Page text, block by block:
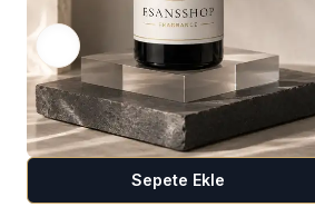
Sepete Ekle